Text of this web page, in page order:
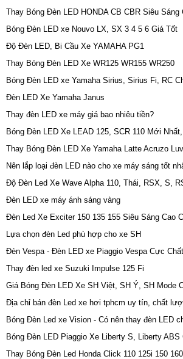
Thay Bóng Đèn LED HONDA CB CBR Siêu Sáng
Bóng Đèn LED xe Nouvo LX, SX 3 4 5 6 Giá Tốt
Độ Đèn LED, Bi Cầu Xe YAMAHA PG1
Thay Bóng Đèn LED Xe WR125 WR155 WR250
Bóng Đèn LED xe Yamaha Sirius, Sirius Fi, RC
Đèn LED Xe Yamaha Janus
Thay đèn LED xe máy giá bao nhiêu tiền?
Bóng Đèn LED Xe LEAD 125, SCR 110 Mới
Thay Bóng Đèn LED Xe Yamaha Latte Acruzo
Nên lắp loại đèn LED nào cho xe máy sáng tốt
Độ Đèn Led Xe Wave Alpha 110, Thái, RSX, S,
Đèn LED xe máy ánh sáng vàng
Đèn Led Xe Exciter 150 135 155 Siêu Sáng Cao
Lựa chọn đèn Led phù hợp cho xe SH
Đèn Vespa - Đèn LED xe Piaggio Vespa Cực
Thay đèn led xe Suzuki Impulse 125 Fi
Giá Bóng Đèn LED Xe SH Việt, SH Ý, SH Mode
Địa chỉ bán đèn Led xe hơi tphcm uy tín, chất
Bóng Đèn Led xe Vision - Có nên thay đèn LED
Bóng Đèn LED Piaggio Xe Liberty S, Liberty ABS
Thay Bóng Đèn Led Honda Click 110 125i 150